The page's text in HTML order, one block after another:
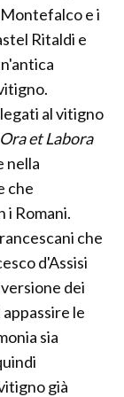
e i
Ritaldi e
al vitigno
Ora et Labora
nella
che
i Romani.
che
d'Assisi
dei
le
sia
già